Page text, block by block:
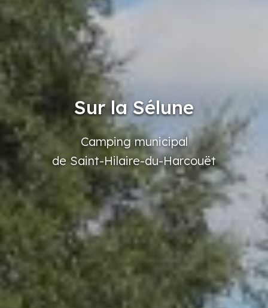
Sur la Sélune
Camping municipal
de Saint-Hilaire-du-Harcouët